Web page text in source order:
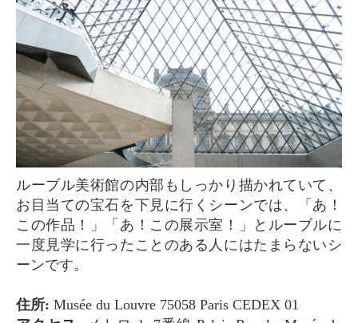
ルーブル美術館の内部もしっかり描かれていて、
お目当ての宝石を下見に行くシーンでは、「あ！
この作品！」「あ！この展示室！」とルーブルに
一度見学に行ったことのある人にはたまらないシ
ーンです。
住所: Musée du Louvre 75058 Paris CEDEX 01